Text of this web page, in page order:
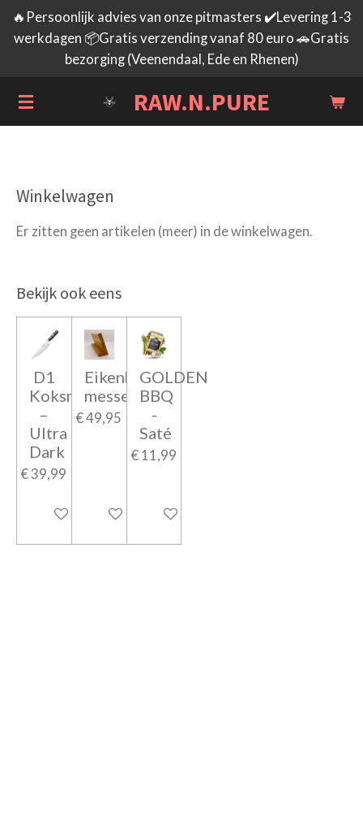
Ga
direct
hoofdinhoud
RAW.N.PURE
🔥Persoonlijk advies van onze pitmasters ✔️Levering 1-3
werkdagen 📦Gratis verzending vanaf 80 euro 🚗Gratis
bezorging (Veenendaal, Ede en Rhenen)
Winkelwagen
Er zitten geen artikelen (meer) in de winkelwagen.
Bekijk ook eens
D1
Koksmes
–
Ultra
Dark
€ 39,99
In winkelwagen
Eikenhouten
messenblok
€ 49,95
In winkelwagen
GOLDEN
BBQ
-
Saté
€ 11,99
In winkelwagen